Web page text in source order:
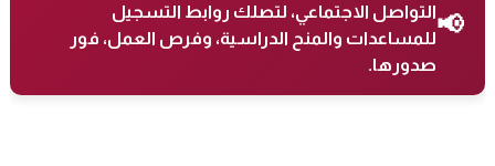
📢التواصل الاجتماعي، لتصلك روابط التسجيل
للمساعدات والمنح الدراسية، وفرص العمل، فور
صدورها.